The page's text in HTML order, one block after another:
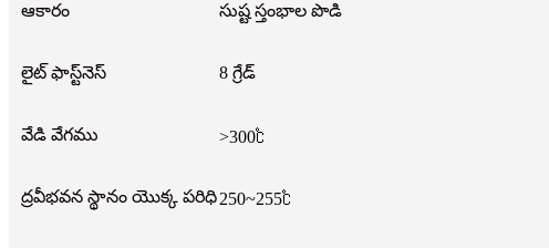
ఆకారం సుష్ట స్తంభాల పొడి
లైట్ ఫాస్ట్‌నెస్ 8 గ్రేడ్
వేడి వేగము >300℃
ద్రవీభవన స్థానం యొక్క పరిధి250~255℃